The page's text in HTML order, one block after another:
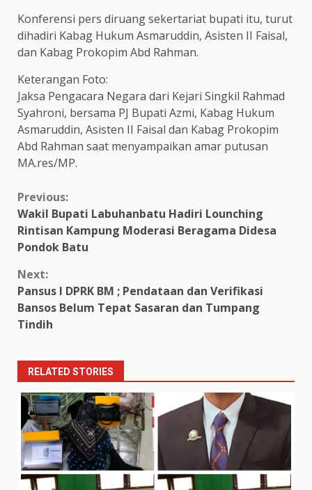
Konferensi pers diruang sekertariat bupati itu, turut
dihadiri Kabag Hukum Asmaruddin, Asisten II Faisal,
dan Kabag Prokopim Abd Rahman.
Keterangan Foto:
Jaksa Pengacara Negara dari Kejari Singkil Rahmad
Syahroni, bersama PJ Bupati Azmi, Kabag Hukum
Asmaruddin, Asisten II Faisal dan Kabag Prokopim
Abd Rahman saat menyampaikan amar putusan
MA.res/MP.
Continue
Reading
Previous:
Wakil Bupati Labuhanbatu Hadiri Lounching
Rintisan Kampung Moderasi Beragama Didesa
Pondok Batu
Next:
Pansus I DPRK BM ; Pendataan dan Verifikasi
Bansos Belum Tepat Sasaran dan Tumpang
Tindih
RELATED STORIES